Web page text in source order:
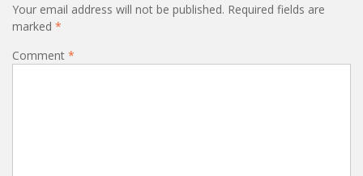
Your email address will not be published. Required fields are
marked *
Comment *